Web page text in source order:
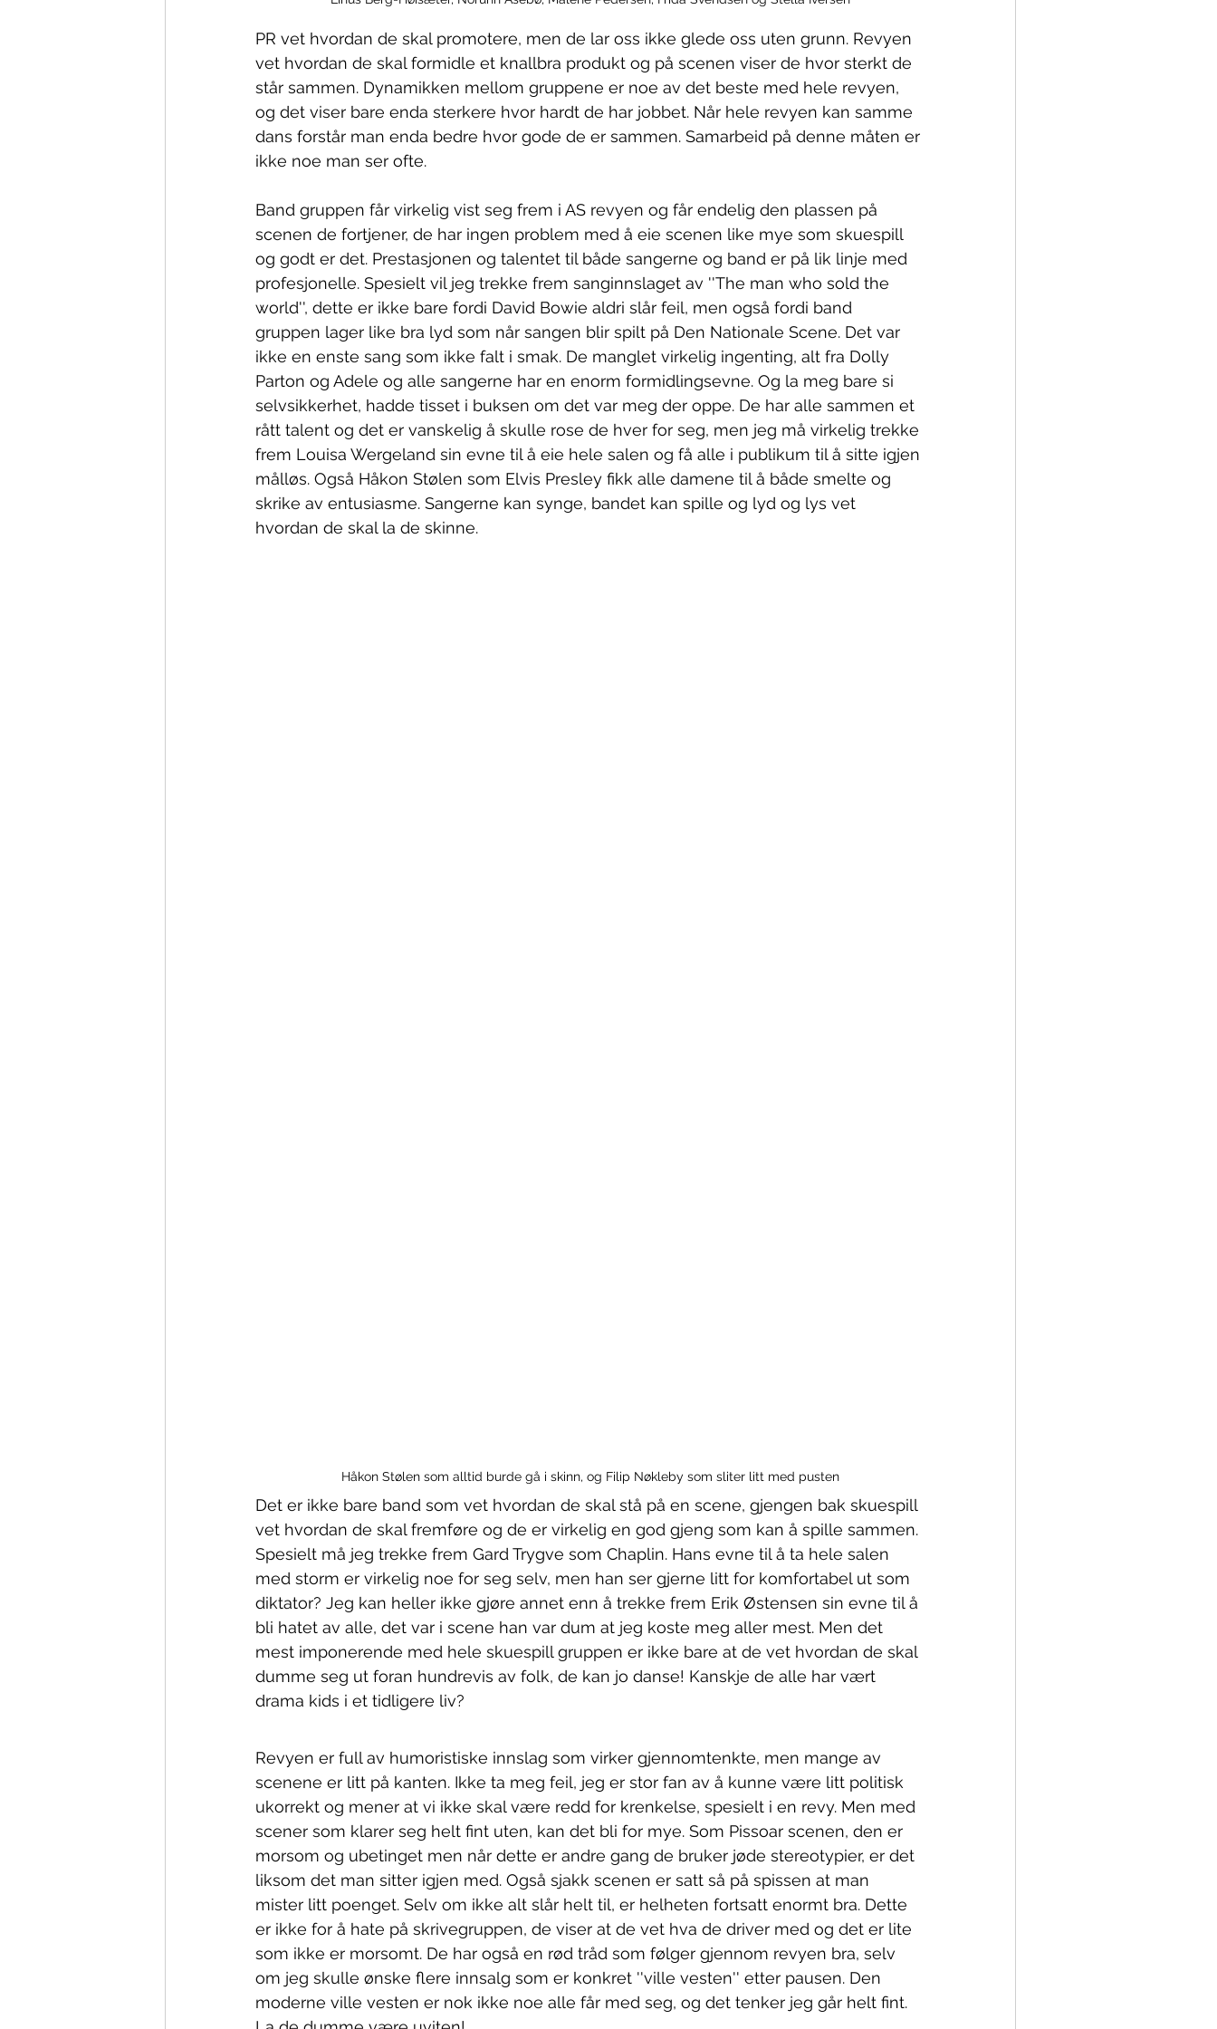
PR vet hvordan de skal promotere, men de lar oss ikke glede oss uten grunn. Revyen
vet hvordan de skal formidle et knallbra produkt og på scenen viser de hvor sterkt de
står sammen. Dynamikken mellom gruppene er noe av det beste med hele revyen,
og det viser bare enda sterkere hvor hardt de har jobbet. Når hele revyen kan samme
dans forstår man enda bedre hvor gode de er sammen. Samarbeid på denne måten er
ikke noe man ser ofte.
Band gruppen får virkelig vist seg frem i AS revyen og får endelig den plassen på
scenen de fortjener, de har ingen problem med å eie scenen like mye som skuespill
og godt er det. Prestasjonen og talentet til både sangerne og band er på lik linje med
profesjonelle. Spesielt vil jeg trekke frem sanginnslaget av ''The man who sold the
world'', dette er ikke bare fordi David Bowie aldri slår feil, men også fordi band
gruppen lager like bra lyd som når sangen blir spilt på Den Nationale Scene. Det var
ikke en enste sang som ikke falt i smak. De manglet virkelig ingenting, alt fra Dolly
Parton og Adele og alle sangerne har en enorm formidlingsevne. Og la meg bare si
selvsikkerhet, hadde tisset i buksen om det var meg der oppe. De har alle sammen et
rått talent og det er vanskelig å skulle rose de hver for seg, men jeg må virkelig trekke
frem Louisa Wergeland sin evne til å eie hele salen og få alle i publikum til å sitte igjen
målløs. Også Håkon Stølen som Elvis Presley fikk alle damene til å både smelte og
skrike av entusiasme. Sangerne kan synge, bandet kan spille og lyd og lys vet
hvordan de skal la de skinne.
Håkon Stølen som alltid burde gå i skinn, og Filip Nøkleby som sliter litt med pusten
Det er ikke bare band som vet hvordan de skal stå på en scene, gjengen bak skuespill
vet hvordan de skal fremføre og de er virkelig en god gjeng som kan å spille sammen.
Spesielt må jeg trekke frem Gard Trygve som Chaplin. Hans evne til å ta hele salen
med storm er virkelig noe for seg selv, men han ser gjerne litt for komfortabel ut som
diktator? Jeg kan heller ikke gjøre annet enn å trekke frem Erik Østensen sin evne til å
bli hatet av alle, det var i scene han var dum at jeg koste meg aller mest. Men det
mest imponerende med hele skuespill gruppen er ikke bare at de vet hvordan de skal
dumme seg ut foran hundrevis av folk, de kan jo danse! Kanskje de alle har vært
drama kids i et tidligere liv?
Revyen er full av humoristiske innslag som virker gjennomtenkte, men mange av
scenene er litt på kanten. Ikke ta meg feil, jeg er stor fan av å kunne være litt politisk
ukorrekt og mener at vi ikke skal være redd for krenkelse, spesielt i en revy. Men med
scener som klarer seg helt fint uten, kan det bli for mye. Som Pissoar scenen, den er
morsom og ubetinget men når dette er andre gang de bruker jøde stereotypier, er det
liksom det man sitter igjen med. Også sjakk scenen er satt så på spissen at man
mister litt poenget. Selv om ikke alt slår helt til, er helheten fortsatt enormt bra. Dette
er ikke for å hate på skrivegruppen, de viser at de vet hva de driver med og det er lite
som ikke er morsomt. De har også en rød tråd som følger gjennom revyen bra, selv
om jeg skulle ønske flere innsalg som er konkret ''ville vesten'' etter pausen. Den
moderne ville vesten er nok ikke noe alle får med seg, og det tenker jeg går helt fint.